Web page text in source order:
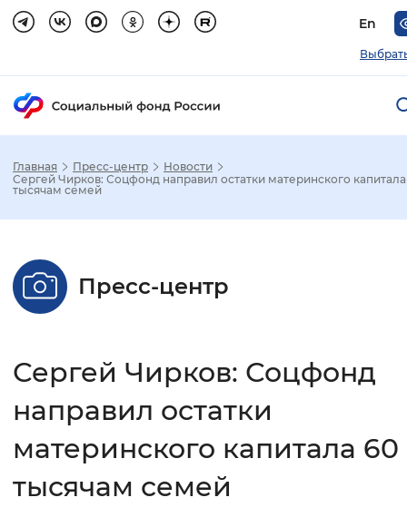
En
Настройка режима отображения
Стандартный
Без засечек С засечками
Интервал между буквами
Увеличенный
Главная Пресс-центр
Новости
Сергей Чирков: Соцфонд направил остатки материнского
тысячам семей
Пресс-центр
Сергей Чирков: Соцфонд
направил остатки
материнского капитала 60
тысячам семей